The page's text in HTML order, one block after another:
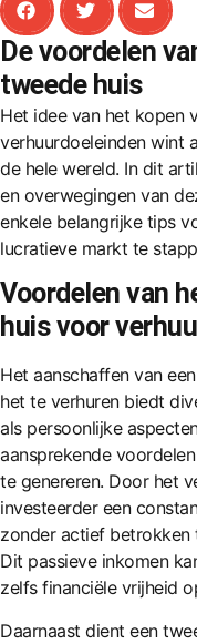
De voordelen
tweede huis
Het idee van het kopen
verhuurdoeleinden wint
de hele wereld. In dit
en overwegingen van
enkele belangrijke tips
lucratieve markt te
Voordelen van
huis voor
Het aanschaffen van
het te verhuren biedt
als persoonlijke
aansprekende
te genereren. Door het
investeerder een
zonder actief betrokken
Dit passieve inkomen
zelfs financiële vrijheid
Daarnaast dient een